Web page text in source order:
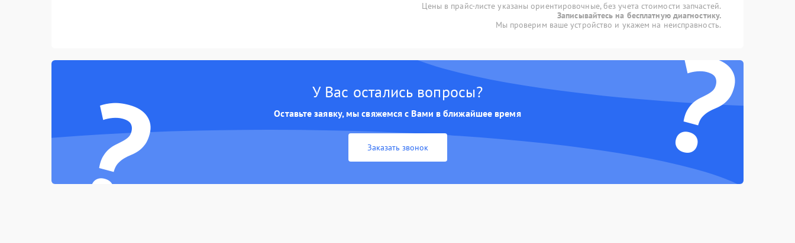
Цены в прайс-листе указаны ориентировочные, без учета стоимости запчастей.
Записывайтесь на бесплатную диагностику.
Мы проверим ваше устройство и укажем на неисправность.
? ?
У Вас остались вопросы?
Оставьте заявку, мы свяжемся с Вами в ближайшее время
Заказать звонок